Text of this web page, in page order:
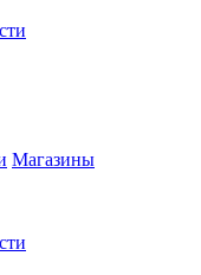
Магазины